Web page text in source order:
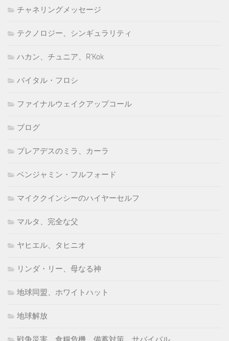
チャネリングメッセージ
テクノロジー、シンギュラリティ
ハカン、チュニア、R'Kok
バイタル・フロシ
ファイナルウェイクアップコール
ブログ
プレアデスのミラ、カーラ
ベンジャミン・フルフォード
マイククインシーのハイヤーセルフ
マルタ、完全な父
ヤヒエル、タヒニオ
リンダ・リー、母なる神
地球同盟、ホワイトハット
地球解放